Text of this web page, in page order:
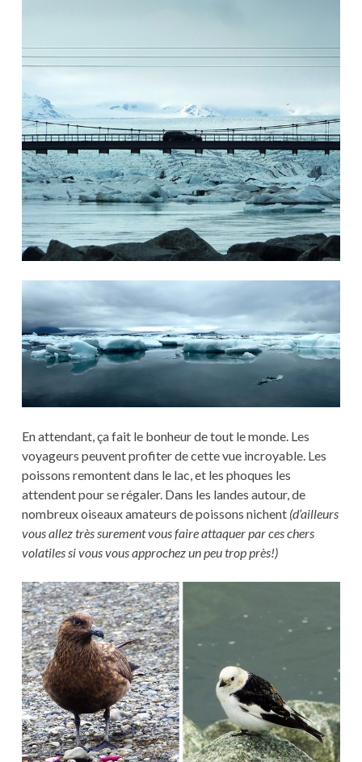
En attendant, ça fait le bonheur de tout le monde. Les
voyageurs peuvent profiter de cette vue incroyable. Les
poissons remontent dans le lac, et les phoques les
attendent pour se régaler. Dans les landes autour, de
nombreux oiseaux amateurs de poissons nichent (d’ailleurs
vous allez très surement vous faire attaquer par ces chers
volatiles si vous vous approchez un peu trop près!)